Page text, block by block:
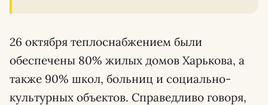
26 октября теплоснабжением были
обеспечены 80% жилых домов Харькова, а
также 90% школ, больниц и социально-
культурных объектов. Справедливо говоря,